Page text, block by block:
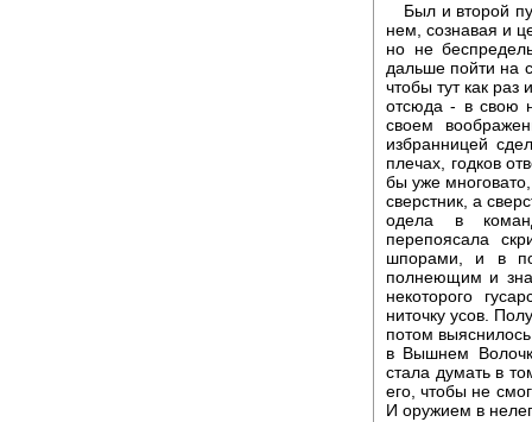
Был и второй
нем, сознавая и
но не
дальше пойти на
чтобы тут как раз
отсюда - в свою
своем
избранницей
плечах, годков
бы уже
сверстник, а
одела в
перепоясала
шпорами, и в
полнеющим и
некоторого
ниточку усов.
потом
в Вышнем
стала думать в
его, чтобы не
И оружием в